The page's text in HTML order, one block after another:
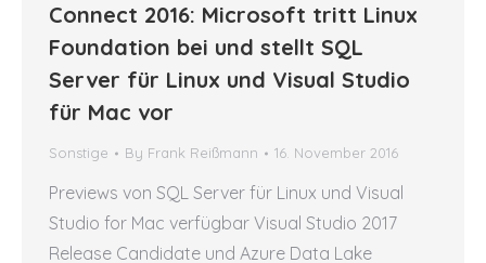
Connect 2016: Microsoft tritt Linux
Foundation bei und stellt SQL
Server für Linux und Visual Studio
für Mac vor
Sonstige By Frank Reißmann 16. November 2016
Previews von SQL Server für Linux und Visual
Studio for Mac verfügbar Visual Studio 2017
Release Candidate und Azure Data Lake